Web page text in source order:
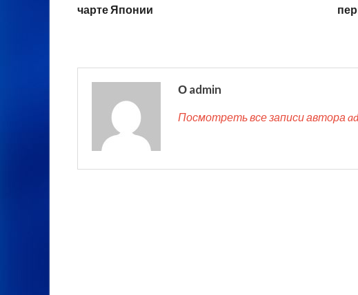
чарте Японии
О admin
Посмотреть все записи автора